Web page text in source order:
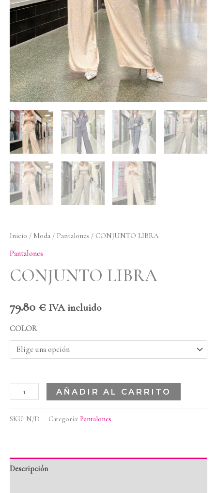
Inicio / Moda / Pantalones / CONJUNTO LIBRA
Pantalones
CONJUNTO LIBRA
79.80 € IVA incluido
COLOR
AÑADIR AL CARRITO
SKU: N/D Categoría: Pantalones
Descripción